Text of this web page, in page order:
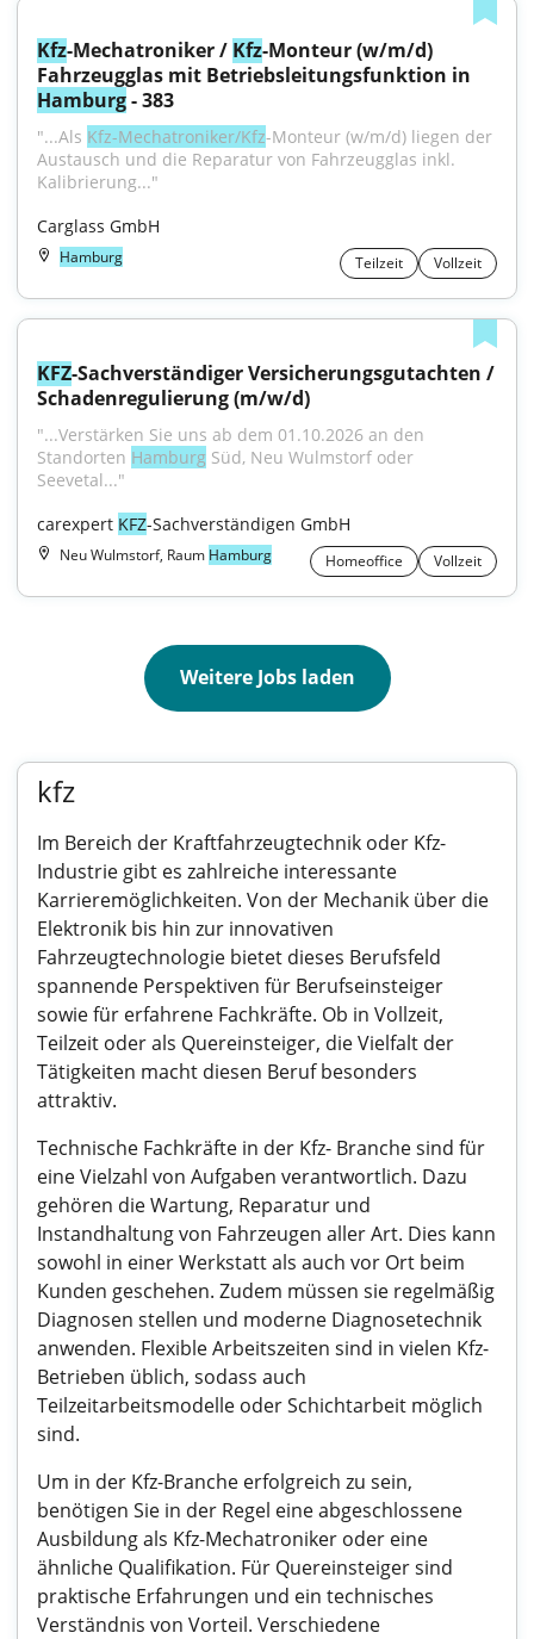
Kfz-Mechatroniker / Kfz-Monteur (w/m/d)
Hamburg - 383
"...Als Kfz-Mechatroniker/Kfz-Monteur (w/m/d) liegen der
Austausch und die Reparatur von Fahrzeugglas inkl.
Kalibrierung..."
Carglass GmbH
Hamburg Teilzeit Vollzeit
KFZ-Sachverständiger Versicherungsgutachten /
Schadenregulierung (m/w/d)
"...Verstärken Sie uns ab dem 01.10.2026 an den
Standorten Hamburg Süd, Neu Wulmstorf oder
Seevetal..."
carexpert KFZ-Sachverständigen GmbH
Neu Wulmstorf, Raum Hamburg Homeoffice Vollzeit
Weitere Jobs laden
kfz
Im Bereich der Kraftfahrzeugtechnik oder Kfz-
Industrie gibt es zahlreiche interessante
Karrieremöglichkeiten. Von der Mechanik über die
Elektronik bis hin zur innovativen
Fahrzeugtechnologie bietet dieses Berufsfeld
spannende Perspektiven für Berufseinsteiger
sowie für erfahrene Fachkräfte. Ob in Vollzeit,
Teilzeit oder als Quereinsteiger, die Vielfalt der
Tätigkeiten macht diesen Beruf besonders
attraktiv.
Technische Fachkräfte in der Kfz- Branche sind für
eine Vielzahl von Aufgaben verantwortlich. Dazu
gehören die Wartung, Reparatur und
Instandhaltung von Fahrzeugen aller Art. Dies kann
sowohl in einer Werkstatt als auch vor Ort beim
Kunden geschehen. Zudem müssen sie regelmäßig
Diagnosen stellen und moderne Diagnosetechnik
anwenden. Flexible Arbeitszeiten sind in vielen Kfz-
Betrieben üblich, sodass auch
Teilzeitarbeitsmodelle oder Schichtarbeit möglich
sind.
Um in der Kfz-Branche erfolgreich zu sein,
benötigen Sie in der Regel eine abgeschlossene
Ausbildung als Kfz-Mechatroniker oder eine
ähnliche Qualifikation. Für Quereinsteiger sind
praktische Erfahrungen und ein technisches
Verständnis von Vorteil. Verschiedene